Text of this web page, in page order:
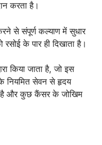
करता है।
से संपूर्ण कल्याण में सुधार
के पार ही दिखाता है।
किया जाता है, जो इस
नियमित सेवन से हृदय
है और कुछ कैंसर के जोखिम